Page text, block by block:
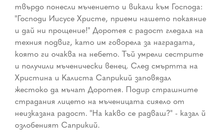
твърдо понесли мъчението и викали към Господа:
"Господи Иисусе Христе, приеми нашето покаяние
и дай ни прощение!" Доротея с радост гледала на
техния подвиг, като им говорела за наградата,
която ги очаква на небето. Тъй умрели сестрите
и получили мъченически венец. След смъртта на
Христина и Калиста Саприкий заповядал
жестоко да мъчат Доротея. Подир страшните
страдания лицето на мъченицата сияело от
неизказана радост. "На какво се радваш?" - казал й
озлобеният Саприкий.